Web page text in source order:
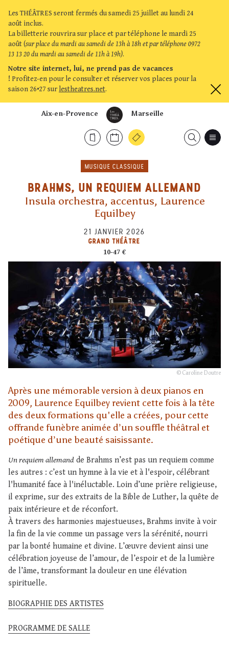
Les THÉÂTRES seront fermés du samedi 25 juillet au lundi 24
août inclus.
La billetterie rouvrira sur place et par téléphone le mardi 25
août (sur place du mardi au samedi de 13h à 18h et par téléphone 0972
13 13 20 du mardi au samedi de 11h à 19h).
Notre site internet, lui, ne prend pas de vacances
! Profitez-en pour le consulter et réserver vos places pour la
saison 26•27 sur lestheatres.net.
Marseille
Aix-en-Provence
MUSIQUE CLASSIQUE
BRAHMS, UN REQUIEM ALLEMAND
Insula orchestra, accentus, Laurence
Equilbey
21 JANVIER 2026
GRAND THÉÂTRE
10-47 €
© Caroline Doutre
Après une mémorable version à deux pianos en
2009, Laurence Equilbey revient cette fois à la tête
des deux formations qu'elle a créées, pour cette
offrande funèbre animée d’un souffle théâtral et
poétique d’une beauté saisissante.
Un requiem allemand de Brahms n’est pas un requiem comme
les autres : c’est un hymne à la vie et à l'espoir, célébrant
l'humanité face à l'inéluctable. Loin d’une prière religieuse,
il exprime, sur des extraits de la Bible de Luther, la quête de
paix intérieure et de réconfort.
À travers des harmonies majestueuses, Brahms invite à voir
la fin de la vie comme un passage vers la sérénité, nourri
par la bonté humaine et divine. L’œuvre devient ainsi une
célébration joyeuse de l’amour, de l’espoir et de la lumière
de l’âme, transformant la douleur en une élévation
spirituelle.
BIOGRAPHIE DES ARTISTES
PROGRAMME DE SALLE